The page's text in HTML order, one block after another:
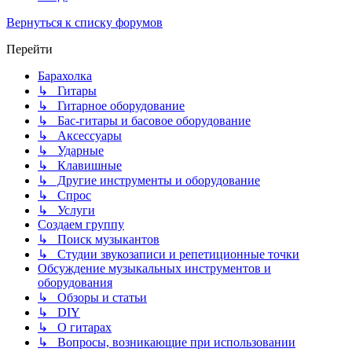
Вернуться к списку форумов
Перейти
Барахолка
↳ Гитары
↳ Гитарное оборудование
↳ Бас-гитары и басовое оборудование
↳ Аксессуары
↳ Ударные
↳ Клавишные
↳ Другие инструменты и оборудование
↳ Спрос
↳ Услуги
Создаем группу
↳ Поиск музыкантов
↳ Студии звукозаписи и репетиционные точки
Обсуждение музыкальных инструментов и
оборудования
↳ Обзоры и статьи
↳ DIY
↳ О гитарах
↳ Вопросы, возникающие при использовании